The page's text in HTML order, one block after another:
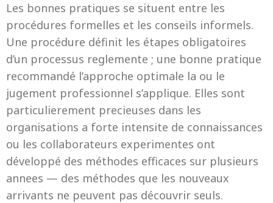
Les bonnes pratiques se situent entre les
procédures formelles et les conseils informels.
Une procédure définit les étapes obligatoires
d’un processus reglemente ; une bonne pratique
recommandé l’approche optimale la ou le
jugement professionnel s’applique. Elles sont
particulierement precieuses dans les
organisations a forte intensite de connaissances
ou les collaborateurs experimentes ont
développé des méthodes efficaces sur plusieurs
annees — des méthodes que les nouveaux
arrivants ne peuvent pas découvrir seuls.